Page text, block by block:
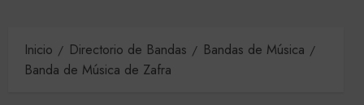
Inicio Directorio de Bandas
Bandas de Música
Banda de Música de Zafra